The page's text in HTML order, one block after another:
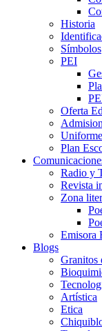
Historia
Símbolos
PEI
Oferta
Plan
Radio y
Revista
Zona
Emisora
Blogs
Granitos
Artística
Etica